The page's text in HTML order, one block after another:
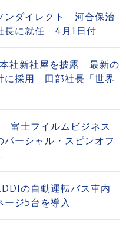
ンダイレクト 河合保治
長に就任 4月1日付
社新社屋を披露 最新の
に採用 田部社長「世界
富士フイルムビジネス
パーシャル・スピンオフ
の自動運転バス車内
ージ5台を導入